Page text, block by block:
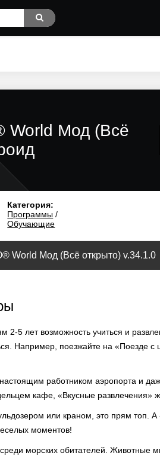
World Мод (Всё
Категория:
Программы /
Обучающие
World Мод (Всё открыто) v.34.1.0
2-5 лет возможность учиться и
Например, поезжайте на «Поезде с
работником аэропорта и
кафе, «Вкусные развлечения»
или краном, это прям топ. А
моментов!
морских обитателей. Животные